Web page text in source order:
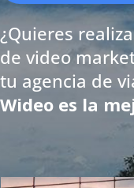
¿Quieres
de video
tu agencia de
Wideo es la